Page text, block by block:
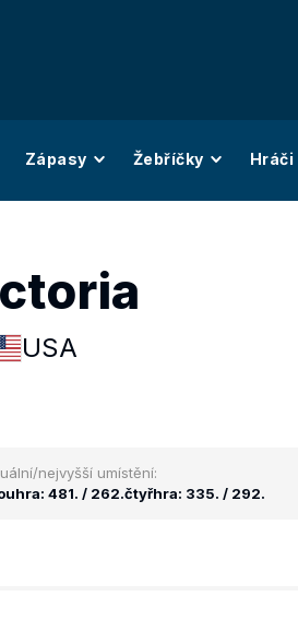
Zápasy Žebříčky Hráči
USA
nejvyšší umístění:
481. / 262.čtyřhra: 335. / 292.